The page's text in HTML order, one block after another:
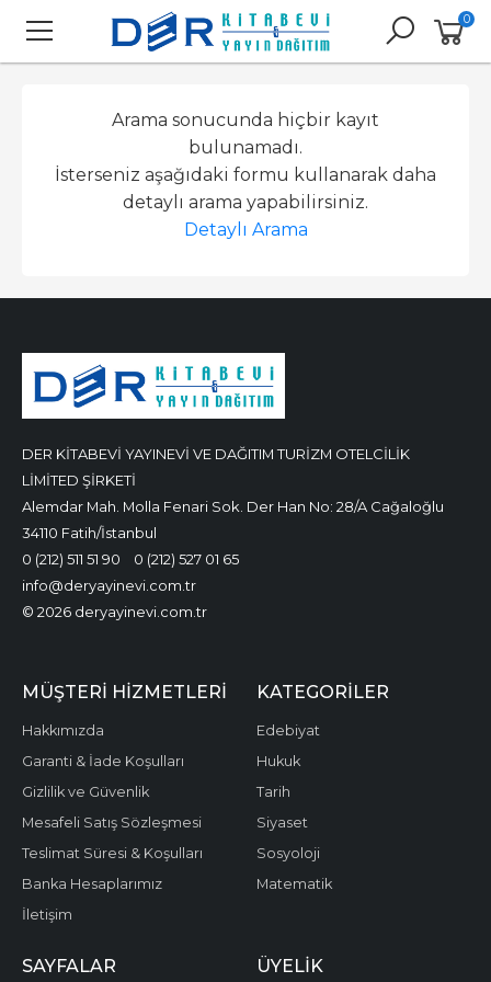
0
Arama sonucunda hiçbir kayıt
bulunamadı.
İsterseniz aşağıdaki formu kullanarak daha
detaylı arama yapabilirsiniz.
Detaylı Arama
DER KİTABEVİ YAYINEVİ VE DAĞITIM TURİZM OTELCİLİK
LİMİTED ŞİRKETİ
Alemdar Mah. Molla Fenari Sok. Der Han No: 28/A Cağaloğlu
34110 Fatih/İstanbul
0 (212) 511 51 90
0 (212) 527 01 65
info@deryayinevi.com.tr
© 2026 deryayinevi.com.tr
MÜŞTERI HIZMETLERI
Hakkımızda
Garanti & İade Koşulları
Gizlilik ve Güvenlik
Mesafeli Satış Sözleşmesi
Teslimat Süresi & Koşulları
Banka Hesaplarımız
İletişim
KATEGORILER
Edebiyat
Hukuk
Tarih
Siyaset
Sosyoloji
Matematik
SAYFALAR ÜYELIK